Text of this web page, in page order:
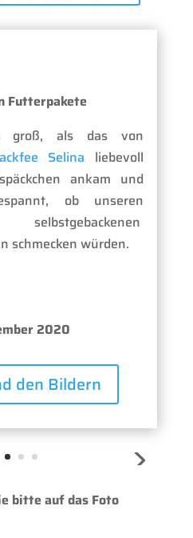
Futterpakete
groß, als das von
Selina liebevoll
ankam und
ob unseren
schmecken würden.
2020
den Bildern
bitte auf das Foto